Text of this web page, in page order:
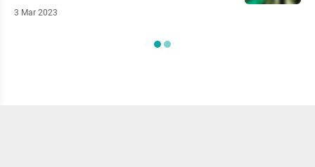
3 Mar 2023